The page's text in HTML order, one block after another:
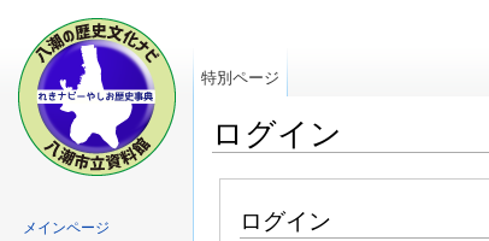
ログイン
ログイン
特別ページ
メインページ